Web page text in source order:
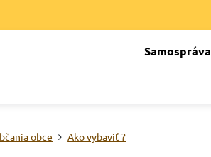
Samospráva
obce Ako vybaviť ?